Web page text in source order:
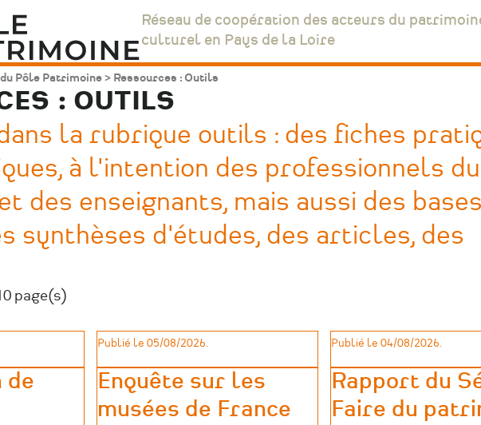
Réseau de coopération des acteurs du
culturel en Pays de la Loire
Pôle Patrimoine Ressources : Outils
: OUTILS
la rubrique outils : des fiches
à l'intention des professionnels du
des enseignants, mais aussi des
synthèses d'études, des articles, des
page(s)
de
Publié le 05/08/2026.
Enquête sur les
musées de France
Publié le 04/08/2026.
Rapport du
Faire du